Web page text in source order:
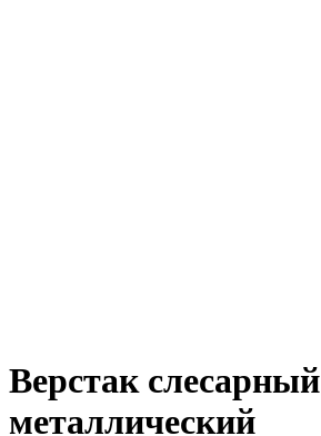
Верстак слесарный
металлический